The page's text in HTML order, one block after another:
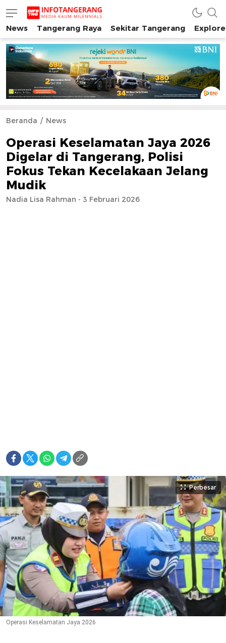
INFO TANGERANG
Media Kaum Millenials Tangerang Raya
News Tangerang Raya Sekitar Tangerang
Beranda News
Operasi Keselamatan Jaya 2026
Digelar di Tangerang, Polisi
Fokus Tekan Kecelakaan Jelang
Mudik
Nadia Lisa Rahman - 3 Februari 2026
Perbesar
Operasi Keselamatan Jaya 2026